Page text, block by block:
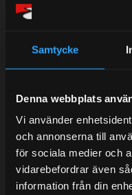
Samtycke
Denna webbplats
Vi använder
och annonserna till
för sociala medier och
vidarebefordrar även
information från din
Semestertider.
under sommaren men
det helt stängt.
Tel:031- 51 66 60
E-post: